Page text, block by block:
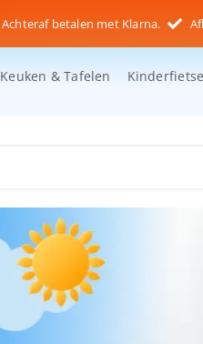
Achteraf betalen met Klarna.
Keuken & Tafelen